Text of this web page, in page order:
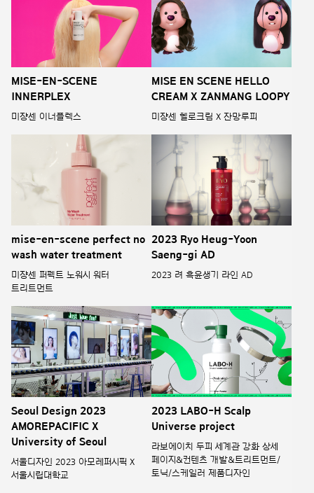
MISE-EN-SCENE
INNERPLEX
미쟝센 이너플렉스
MISE EN SCENE HELLO
CREAM X ZANMANG LOOPY
미쟝센 헬로크림 X 잔망루피
mise-en-scene perfect no
wash water treatment
미쟝센 퍼펙트 노워시 워터
트리트먼트
2023 Ryo Heug-Yoon
Saeng-gi AD
2023 려 흑윤생기 라인 AD
Seoul Design 2023
AMOREPACIFIC X
University of Seoul
서울디자인 2023 아모레퍼시픽 X
서울시립대학교
2023 LABO-H Scalp
Universe project
라보에이치 두피 세계관 강화 상세
페이지&컨텐츠 개발&트리트먼트/
토닉/스케일러 제품디자인